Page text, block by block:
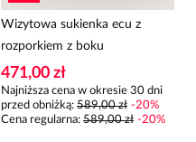
Wizytowa sukienka ecu z
rozporkiem z boku
471,00 zł
Najniższa cena w okresie 30 dni
przed obniżką: 589,00 zł -20%
Cena regularna: 589,00 zł -20%